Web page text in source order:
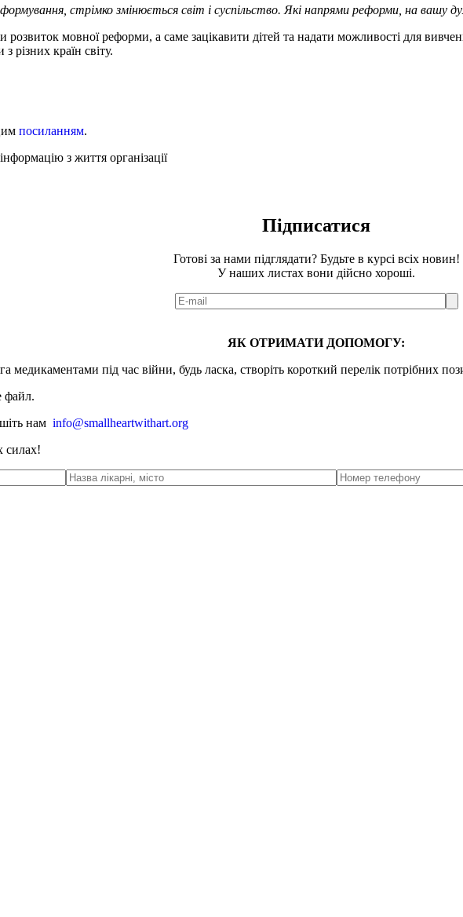
стрімко змінюється світ і суспільство. Які напрями реформи, на
мовної реформи, а саме зацікавити дітей та надати можливості для
різних країн світу.
посиланням.
з життя організації
Підписатися
Готові за нами підглядати? Будьте в курсі всіх новин!
У наших листах вони дійсно хороші.
ЯК ОТРИМАТИ ДОПОМОГУ:
медикаментами під час війни, будь ласка, створіть короткий перелік потрібних
файл.
нам info@smallheartwithart.org
силах!